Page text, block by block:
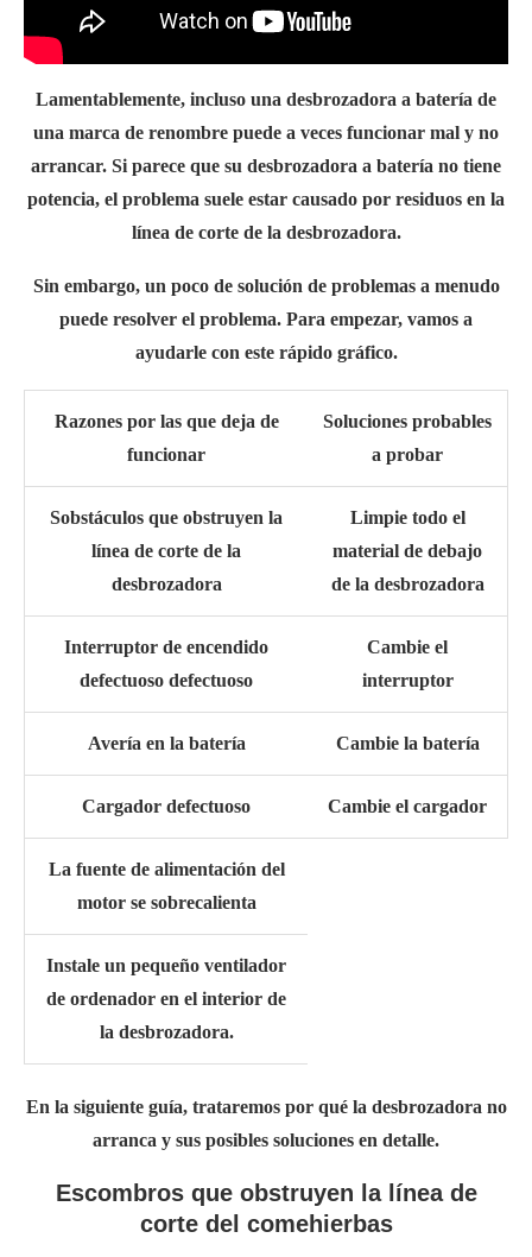
Lamentablemente, incluso una desbrozadora a batería de
una marca de renombre puede a veces funcionar mal y no
arrancar. Si parece que su desbrozadora a batería no tiene
potencia, el problema suele estar causado por residuos en la
línea de corte de la desbrozadora.
Sin embargo, un poco de solución de problemas a menudo
puede resolver el problema. Para empezar, vamos a
ayudarle con este rápido gráfico.
Razones por las que deja de
funcionar
Soluciones probables
a probar
Sobstáculos que obstruyen la
línea de corte de la
desbrozadora
Limpie todo el
material de debajo
de la desbrozadora
Interruptor de encendido
defectuoso defectuoso
Cambie el
interruptor
Avería en la batería Cambie la batería
Cargador defectuoso Cambie el cargador
La fuente de alimentación del
motor se sobrecalienta
Instale un pequeño ventilador
de ordenador en el interior de
la desbrozadora.
En la siguiente guía, trataremos por qué la desbrozadora no
arranca y sus posibles soluciones en detalle.
Escombros que obstruyen la línea de
corte del comehierbas